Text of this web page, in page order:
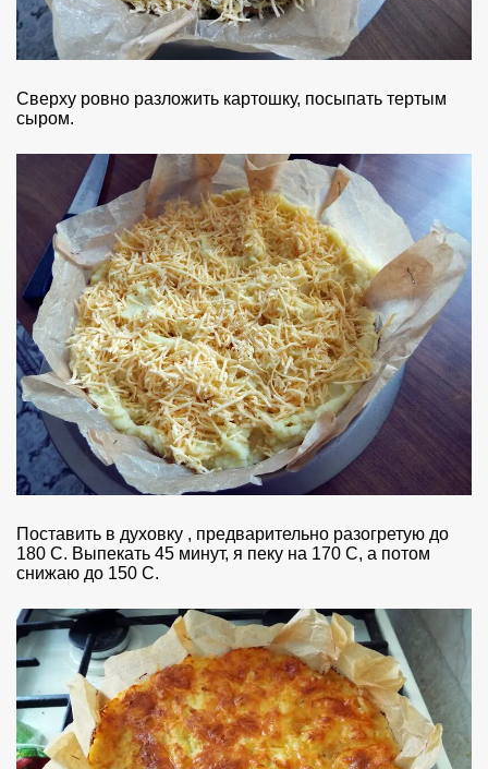
Сверху ровно разложить картошку, посыпать тертым
сыром.
Поставить в духовку , предварительно разогретую до
180 С. Выпекать 45 минут, я пеку на 170 C, а потом
снижаю до 150 C.